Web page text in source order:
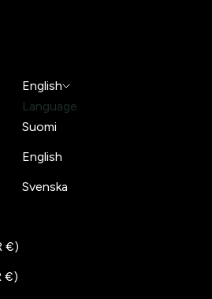
Luxembourg (EUR €)
Netherlands (EUR €)
English
Language
Suomi
English
Svenska